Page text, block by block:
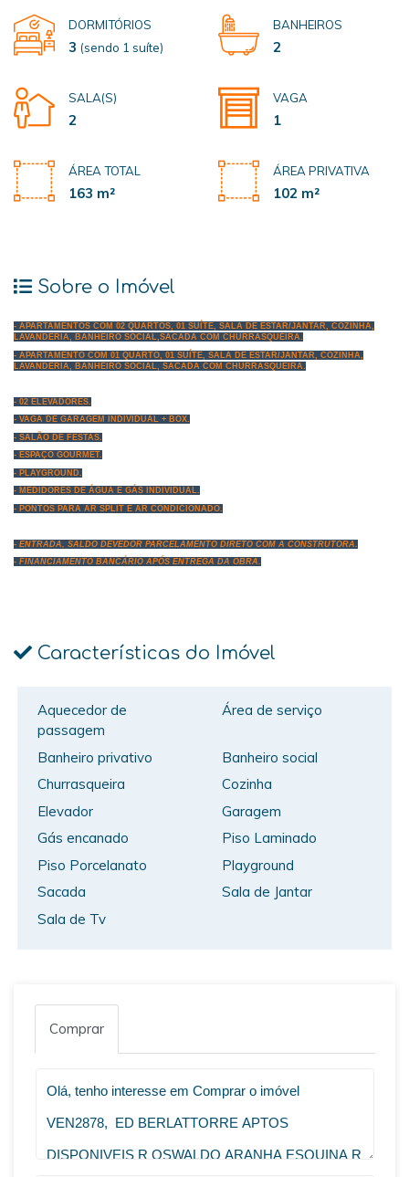
DORMITÓRIOS
3 (sendo 1 suíte)
BANHEIROS
2
SALA(S)
2
VAGA
1
ÁREA TOTAL
163 m²
ÁREA PRIVATIVA
102 m²
Sobre o Imóvel
- APARTAMENTOS COM 02 QUARTOS, 01 SUÍTE, SALA DE ESTAR/JANTAR, COZINHA,
LAVANDERIA, BANHEIRO SOCIAL,SACADA COM CHURRASQUEIRA.
- APARTAMENTO COM 01 QUARTO, 01 SUÍTE, SALA DE ESTAR/JANTAR, COZINHA,
LAVANDERIA, BANHEIRO SOCIAL, SACADA COM CHURRASQUEIRA.
- 02 ELEVADORES.
- VAGA DE GARAGEM INDIVIDUAL + BOX.
- SALÃO DE FESTAS.
- ESPAÇO GOURMET.
- PLAYGROUND.
- MEDIDORES DE ÁGUA E GÁS INDIVIDUAL.
- PONTOS PARA AR SPLIT E AR CONDICIONADO.
- ENTRADA, SALDO DEVEDOR PARCELAMENTO DIRETO COM A CONSTRUTORA.
- FINANCIAMENTO BANCÁRIO APÓS ENTREGA DA OBRA.
Características do Imóvel
Aquecedor de
passagem
Área de serviço
Banheiro privativo
Banheiro social
Churrasqueira
Cozinha
Elevador
Garagem
Gás encanado
Piso Laminado
Piso Porcelanato
Playground
Sacada
Sala de Jantar
Sala de Tv
Comprar
VOLTAR